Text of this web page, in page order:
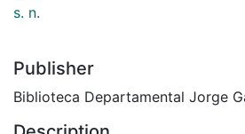
s. n.
Publisher
Biblioteca Departamental Jorge